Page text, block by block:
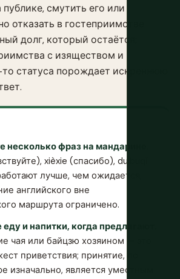
смутить его или
отказать в гостеприимстве
долг, который остаётся;
с изяществом и
статуса порождает искреннюю
несколько фраз на мандарине.
xièxie (спасибо), duìbuqǐ
лучше, чем ожидается,
английского вне
маршрута ограничено.
и напитки, когда предлагают.
чая или байцзю хозяином — это
приветствия; принятие, по
изначально, является уместным